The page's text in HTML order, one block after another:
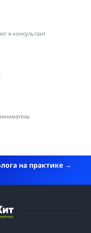
и консультант
на практике